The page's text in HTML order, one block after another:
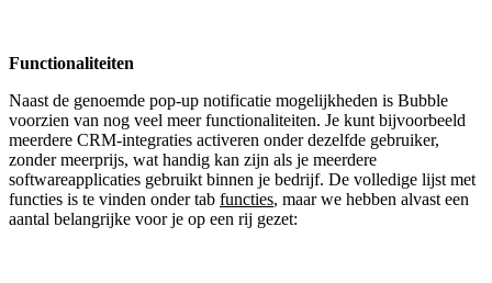
Functionaliteiten
Naast de genoemde pop-up notificatie mogelijkheden is Bubble
voorzien van nog veel meer functionaliteiten. Je kunt bijvoorbeeld
meerdere CRM-integraties activeren onder dezelfde gebruiker,
zonder meerprijs, wat handig kan zijn als je meerdere
softwareapplicaties gebruikt binnen je bedrijf. De volledige lijst met
functies is te vinden onder tab functies, maar we hebben alvast een
aantal belangrijke voor je op een rij gezet: